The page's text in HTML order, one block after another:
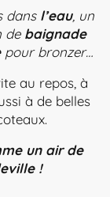
dansl’eau, un
de baignade
pour bronzer…
au repos, à
à de belles
un air de
!